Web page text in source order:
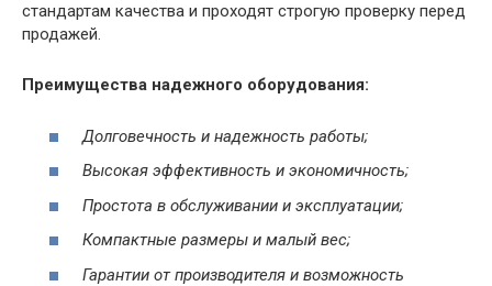
стандартам качества и проходят строгую проверку перед
продажей.
Преимущества надежного оборудования:
Долговечность и надежность работы;
Высокая эффективность и экономичность;
Простота в обслуживании и эксплуатации;
Компактные размеры и малый вес;
Гарантии от производителя и возможность